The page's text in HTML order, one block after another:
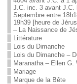
J.C. inc. 3 avant J.C.
Septembre entre
19h39 [heure de
– La Naissance de
Littérature
Lois du Dimanche
Lois du Dimanche –
Maranatha – Ellen G.
Mariage
Marque de la Bête